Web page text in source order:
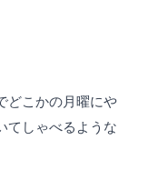
どこかの月曜にや
てしゃべるような